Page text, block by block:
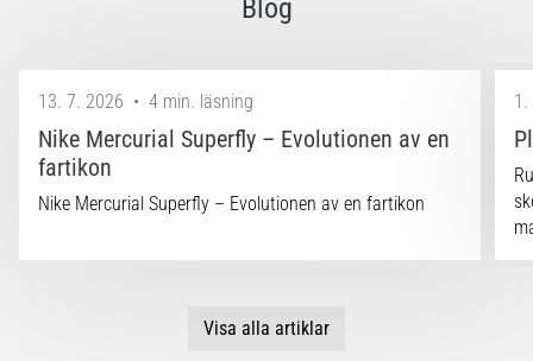
Blog
13. 7. 2026 • 4 min. läsning
Nike Mercurial Superfly – Evolutionen av en
fartikon
Nike Mercurial Superfly – Evolutionen av en fartikon
1.
Visa alla artiklar